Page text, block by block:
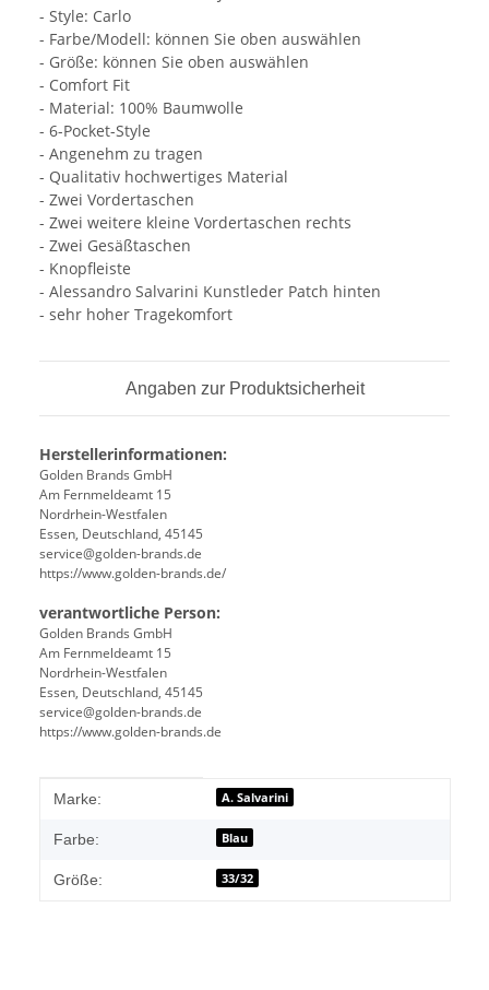
- Style: Carlo
- Farbe/Modell: können Sie oben auswählen
- Größe: können Sie oben auswählen
- Comfort Fit
- Material: 100% Baumwolle
- 6-Pocket-Style
- Angenehm zu tragen
- Qualitativ hochwertiges Material
- Zwei Vordertaschen
- Zwei weitere kleine Vordertaschen rechts
- Zwei Gesäßtaschen
- Knopfleiste
- Alessandro Salvarini Kunstleder Patch hinten
- sehr hoher Tragekomfort
Angaben zur Produktsicherheit
Herstellerinformationen:
Golden Brands GmbH
Am Fernmeldeamt 15
Nordrhein-Westfalen
Essen, Deutschland, 45145
service@golden-brands.de
https://www.golden-brands.de/
verantwortliche Person:
Golden Brands GmbH
Am Fernmeldeamt 15
Nordrhein-Westfalen
Essen, Deutschland, 45145
service@golden-brands.de
https://www.golden-brands.de
Produkteigenschaft
Wert
Marke: A. Salvarini
Farbe: Blau
Größe: 33/32